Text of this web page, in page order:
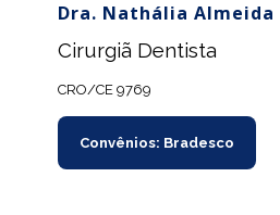
Dra. Nathália Almeida
Cirurgiã Dentista
CRO/CE 9769
Convênios: Bradesco